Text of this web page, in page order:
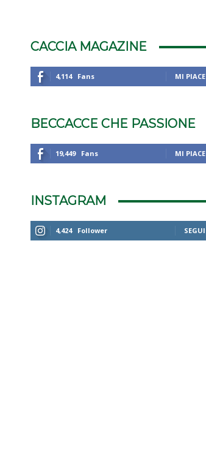
CACCIA MAGAZINE
4,114 Fans MI PIACE
BECCACCE CHE PASSIONE
19,449 Fans MI PIACE
INSTAGRAM
4,424 Follower SEGUI